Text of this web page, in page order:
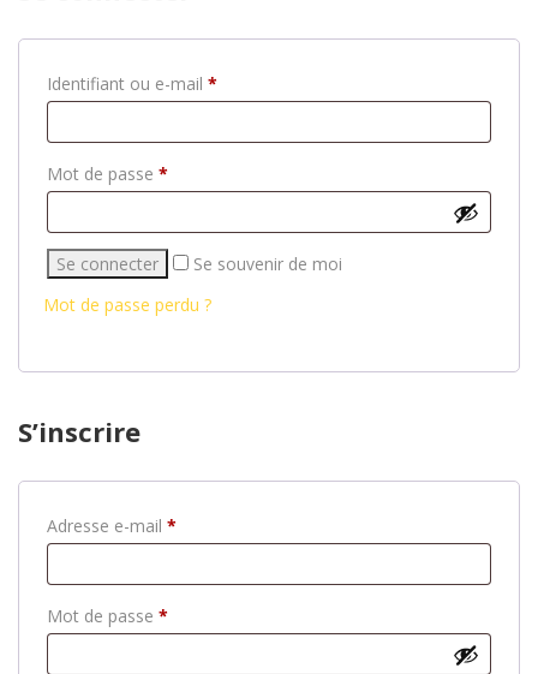
Identifiant ou e-mail *
Mot de passe *
Se souvenir de moi
Mot de passe perdu ?
S’inscrire
Adresse e-mail *
Mot de passe *